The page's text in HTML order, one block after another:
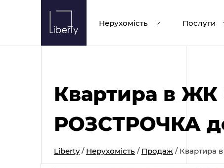
Нерухомість Послуги
Квартира в ЖК
РОЗСТРОЧКА
Liberty/ Нерухомість/ Продаж/ Квартира